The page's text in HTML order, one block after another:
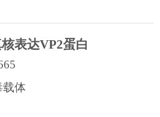
表达VP2蛋白
载体